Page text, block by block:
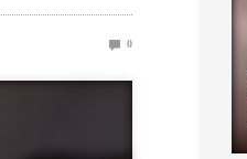
0